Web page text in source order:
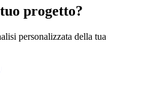
progetto?
personalizzata della tua